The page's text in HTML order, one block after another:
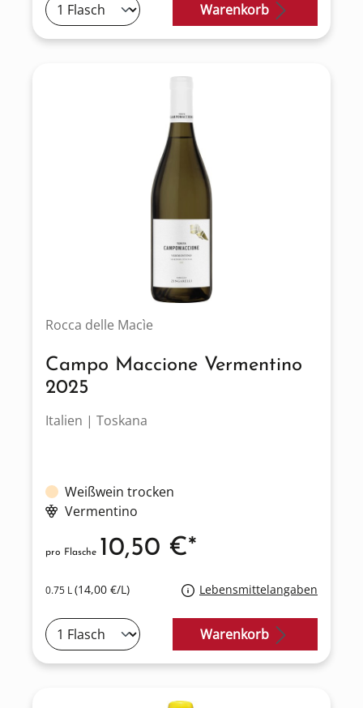
Warenkorb
Rocca delle Macìe
Campo Maccione Vermentino
2025
Italien | Toskana
Weißwein trocken
Vermentino
0.75 L(14,00 €/L) Lebensmittelangaben
pro Flasche 10,50 €*
Warenkorb